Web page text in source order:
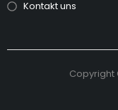
Kontakt uns
Copyright